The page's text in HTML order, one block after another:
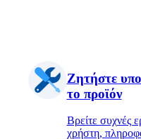
Ζητήστε
το προϊόν
Βρείτε συχνές
χρήστη,